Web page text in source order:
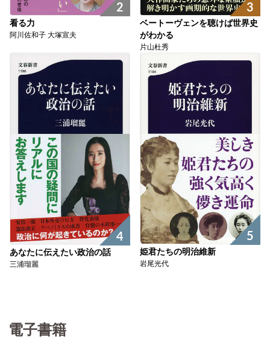
2
看る力
阿川佐和子 大塚宣夫
3
ベートーヴェンを聴けば世界史
がわかる
片山杜秀
4
あなたに伝えたい政治の話
三浦瑠麗
5
姫君たちの明治維新
岩尾光代
電子書籍